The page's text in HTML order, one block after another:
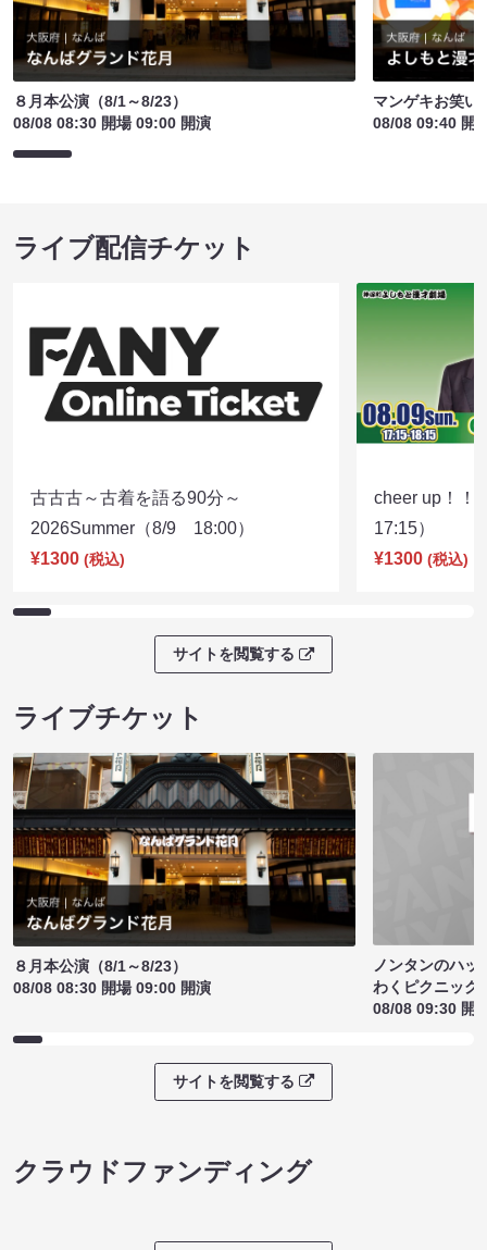
８月本公演（8/1～8/23）
08/08 08:30 開場 09:00 開演
マンゲキお笑い
08/08 09:40 開
ライブ配信チケット
古古古～古着を語る90分～
2026Summer（8/9 18:00）
¥1300 (税込)
cheer up！
17:15）
¥1300 (税込)
サイトを閲覧する
ライブチケット
８月本公演（8/1～8/23）
08/08 08:30 開場 09:00 開演
ノンタンのハッ
わくピクニック
08/08 09:30 開
サイトを閲覧する
クラウドファンディング